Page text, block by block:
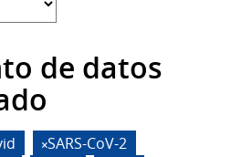
de datos
SARS-CoV-2